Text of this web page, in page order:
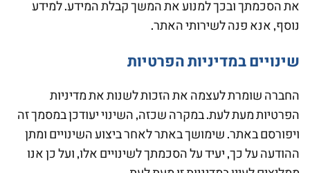
את הסכמתך ובכך למנוע את המשך קבלת המידע. למידע
נוסף, אנא פנה לשירותי האתר.
שינויים במדיניות הפרטיות
החברה שומרת לעצמה את הזכות לשנות את מדיניות
הפרטיות מעת לעת. במקרה שכזה, השינוי יעודכן במסמך זה
ויפורסם באתר. שימושך באתר לאחר ביצוע השינויים ומתן
ההודעה על כך, יעיד על הסכמתך לשינויים אלו, ועל כן אנו